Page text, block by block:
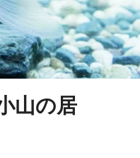
山の居